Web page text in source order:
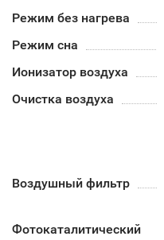
Режим без нагрева
Режим сна
Ионизатор воздуха
Очистка воздуха
Воздушный фильтр
Фотокаталитический